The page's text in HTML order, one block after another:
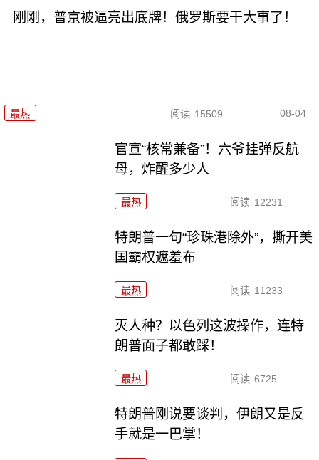
刚刚，普京被逼亮出底牌！俄罗斯要干大事了！
最热 阅读 15509 08-04
官宣“核常兼备”！六爷挂弹反航
母，炸醒多少人
最热 阅读 12231
特朗普一句“珍珠港除外”，撕开美
国霸权遮羞布
最热 阅读 11233
灭人种？以色列这波操作，连特
朗普面子都敢踩！
最热 阅读 6725
特朗普刚说要谈判，伊朗又是反
手就是一巴掌！